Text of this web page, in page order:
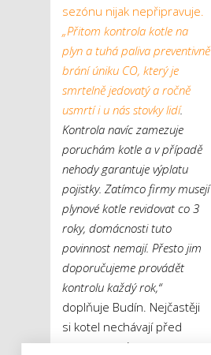
sezónu nijak nepřipravuje.
„Přitom kontrola kotle na
plyn a tuhá paliva preventivně
brání úniku CO, který je
smrtelně jedovatý a ročně
usmrtí i u nás stovky lidí.
Kontrola navíc zamezuje
poruchám kotle a v případě
nehody garantuje výplatu
pojistky. Zatímco firmy musejí
plynové kotle revidovat co 3
roky, domácnosti tuto
povinnost nemají. Přesto jim
doporučujeme provádět
kontrolu každý rok,“
doplňuje Budín. Nejčastěji
si kotel nechávají před
topnou sezónou